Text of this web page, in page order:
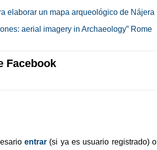
elaborar un mapa arqueológico de Nájera
aerial imagery in Archaeology” Rome
Facebook
entrar (si ya es usuario registrado) o